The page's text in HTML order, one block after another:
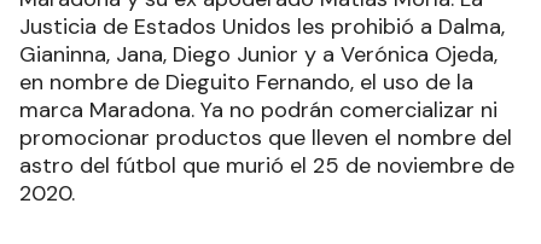
Justicia de Estados Unidos les prohibió a Dalma,
Gianinna, Jana, Diego Junior y a Verónica Ojeda,
en nombre de Dieguito Fernando, el uso de la
marca Maradona. Ya no podrán comercializar ni
promocionar productos que lleven el nombre del
astro del fútbol que murió el 25 de noviembre de
2020.